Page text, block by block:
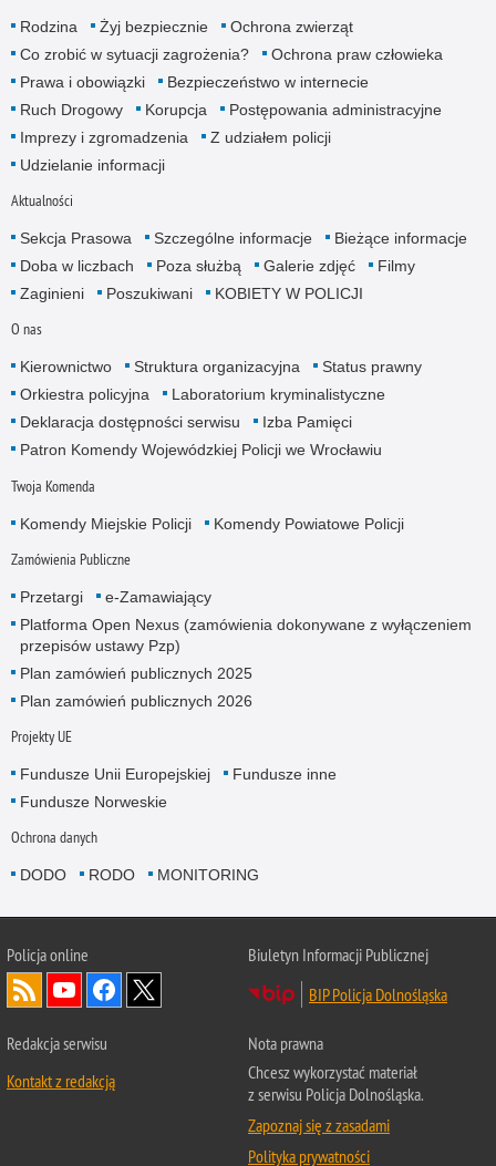
Rodzina Żyj bezpiecznie
Ochrona zwierząt
Co zrobić w sytuacji zagrożenia?
Ochrona praw człowieka
Prawa i obowiązki
Bezpieczeństwo w internecie
Ruch Drogowy
Korupcja
Postępowania administracyjne
Imprezy i zgromadzenia
Z udziałem policji
Udzielanie informacji
Aktualności
Sekcja Prasowa Szczególne informacje
Bieżące informacje
Doba w liczbach
Poza służbą Galerie zdjęć
Filmy
Zaginieni
Poszukiwani KOBIETY W POLICJI
O nas
Kierownictwo Struktura organizacyjna
Status prawny
Orkiestra policyjna
Laboratorium kryminalistyczne
Deklaracja dostępności serwisu
Izba Pamięci
Patron Komendy Wojewódzkiej Policji we Wrocławiu
Twoja Komenda
Komendy Miejskie Policji Komendy Powiatowe Policji
Zamówienia Publiczne
Przetargi
e-Zamawiający
Platforma Open Nexus (zamówienia dokonywane z wyłączeniem
przepisów ustawy Pzp)
Plan zamówień publicznych 2025
Plan zamówień publicznych 2026
Projekty UE
Fundusze Unii Europejskiej
Fundusze inne
Fundusze Norweskie
Ochrona danych
DODO RODO MONITORING
Policjaonline
Biuletyn Informacji Publicznej
BIP Policja Dolnośląska
Redakcja serwisu
Kontakt z redakcją
Nota prawna
Chcesz wykorzystać materiał
z serwisu Policja Dolnośląska.
Zapoznaj się z zasadami
Polityka prywatności